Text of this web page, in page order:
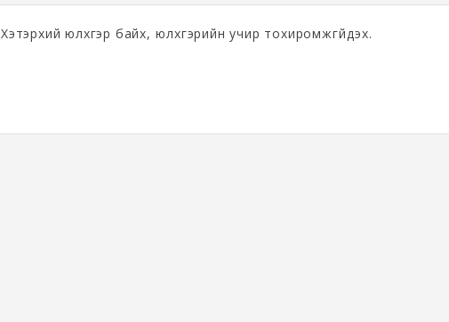
Хэтэрхий юлхгэр байх, юүлхгэрийн учир тохиромжгүйдэх.